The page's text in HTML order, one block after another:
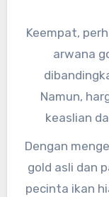
Keempat,
arwana
Namun,
keaslian
karena itu,
gold dari
Dengan
gold asli dan
pecinta ikan